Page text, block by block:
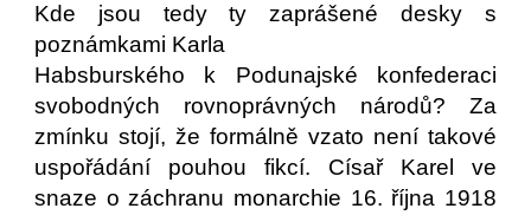
Kde jsou tedy ty zaprášené desky s
poznámkami Karla
Habsburského k Podunajské konfederaci
svobodných rovnoprávných národů? Za
zmínku stojí, že formálně vzato není takové
uspořádání pouhou fikcí. Císař Karel ve
snaze o záchranu monarchie 16. října 1918